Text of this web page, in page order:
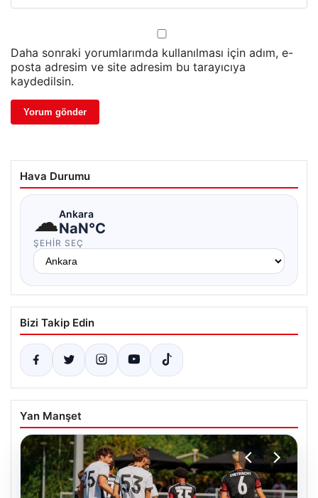
Daha sonraki yorumlarımda kullanılması için adım, e-
posta adresim ve site adresim bu tarayıcıya
kaydedilsin.
Hava Durumu
☁Ankara
NaN°C
ŞEHIR SEÇ
Bizi Takip Edin
Yan Manşet